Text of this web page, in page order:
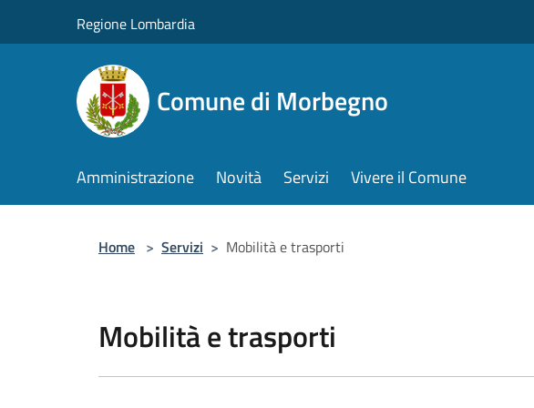
Regione Lombardia
Comune di Morbegno
Amministrazione Novità Servizi Vivere il Comune
Home > Servizi > Mobilità e trasporti
Mobilità e trasporti